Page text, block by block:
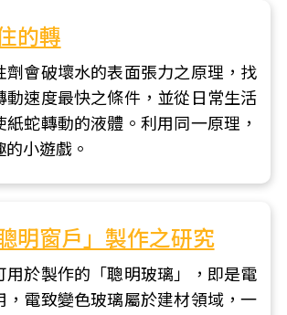
的轉
劑會破壞水的表面張力之原理，找
動速度最快之條件，並從日常生活
紙蛇轉動的液體。利用同一原理，
小遊戲。
明窗戶」製作之研究
用於製作的「聰明玻璃」，即是電
，電致變色玻璃屬於建材領域，一